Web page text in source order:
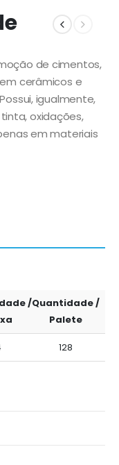
de cimentos,
cerâmicos e
igualmente,
oxidações,
em materiais
/Quantidade /
Palete
128